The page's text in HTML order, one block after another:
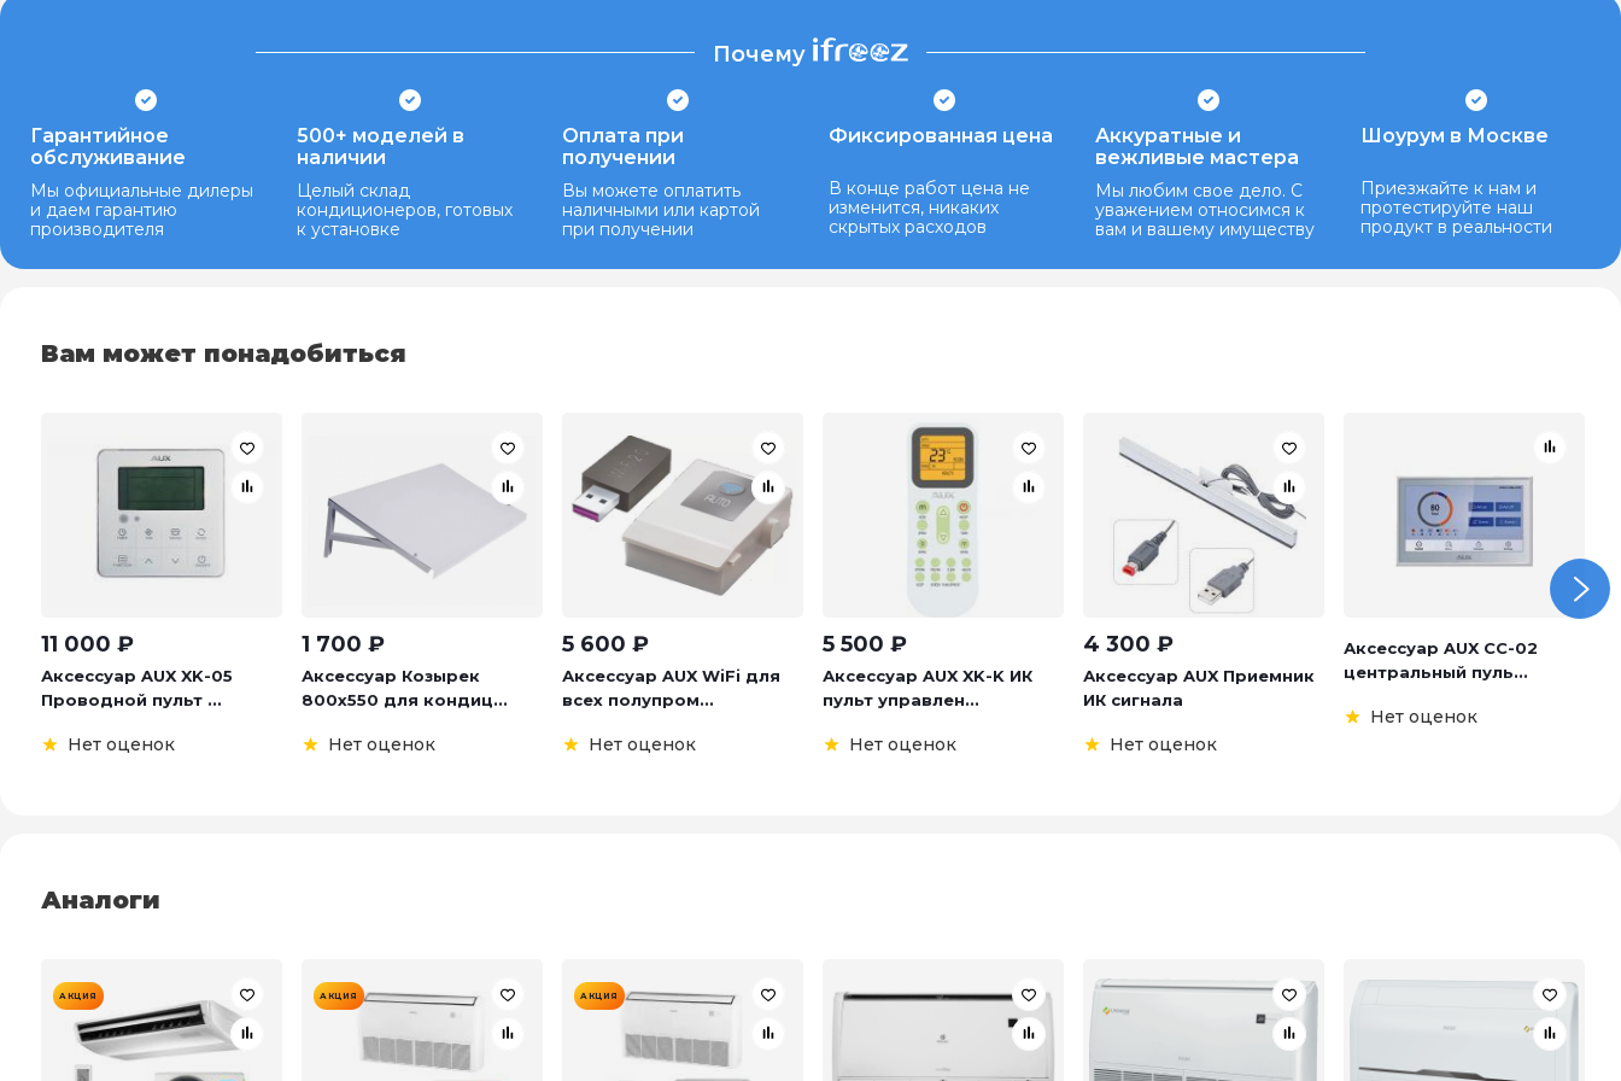
Почему
Гарантийное
обслуживание
Мы официальные дилеры
и даем гарантию
производителя
500+ моделей в
наличии
Целый склад
кондиционеров, готовых
к установке
Оплата при
получении
Вы можете оплатить
наличными или картой
при получении
Фиксированная цена
В конце работ цена не
изменится, никаких
скрытых расходов
Аккуратные и
вежливые мастера
Мы любим свое дело. С
уважением относимся к
вам и вашему имуществу
Шоурум в Москве
Приезжайте к нам и
протестируйте наш
продукт в реальности
Вам может понадобиться
11 000 ₽
Аксессуар AUX XK-05
Проводной пульт ...
Нет оценок
1 700 ₽
Аксессуар Козырек
800х550 для кондиц...
Нет оценок
5 600 ₽
Аксессуар AUX WiFi для
всех полупром...
Нет оценок
5 500 ₽
Аксессуар AUX XK-K ИК
пульт управлен...
Нет оценок
4 300 ₽
Аксессуар AUX Приемник
ИК сигнала
Нет оценок
Аксессуар AUX CC-02
центральный пуль...
Нет оценок
Аналоги
АКЦИЯ АКЦИЯ АКЦИЯ